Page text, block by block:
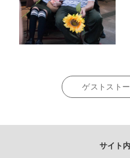
ゲストスト
サイト